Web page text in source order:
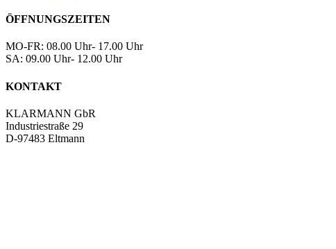
ÖFFNUNGSZEITEN
MO-FR: 08.00 Uhr- 17.00 Uhr
SA: 09.00 Uhr- 12.00 Uhr
KONTAKT
KLARMANN GbR
Industriestraße 29
D-97483 Eltmann